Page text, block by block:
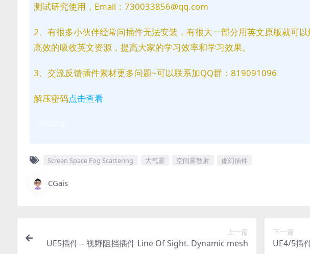
测试研究使用，Email：730033856@qq.com
2、有很多小伙伴经常问插件无法安装，有很大一部分用英文原版就可
高效的吸收英文资源，提高大家的学习效率和学习效果。
3、交流反馈插件素材更多问题~可以联系加QQ群：819091096
解压密码点击查看
Screen Space Fog Scattering 大气雾 空间雾散射 虚幻插件
CGais
上一篇
UE5插件 – 视野阻挡插件 Line Of Sight. Dynamic mesh
下一篇
UE4/5插